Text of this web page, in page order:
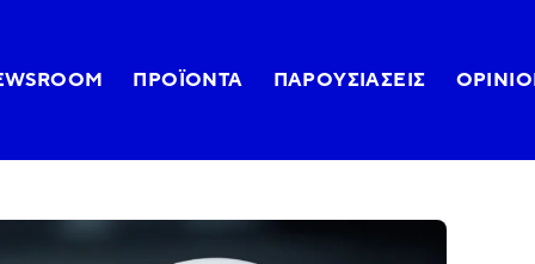
ΠΡΟΪΌΝΤΑ ΠΑΡΟΥΣΙΆΣΕΙΣ